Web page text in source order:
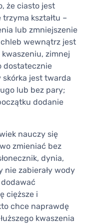
że ciasto jest
kształtu –
lub zmniejszenie
wewnątrz jest
zimnej
dostatecznie
jest twarda
lub bez pary;
dodanie
nauczy się
zmieniać bez
dynia,
nie zabierały wody
cięższe i
chce naprawdę
kwaszenia